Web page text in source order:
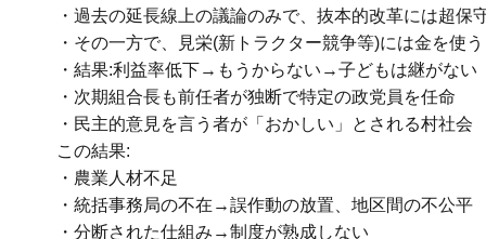
・過去の延長線上の議論のみで、抜本的改革には超保
・その一方で、見栄(新トラクター競争等)には金を使う
・結果:利益率低下→もうからない→子どもは継がない
・次期組合長も前任者が独断で特定の政党員を任命
・民主的意見を言う者が「おかしい」とされる村社会
この結果:
・農業人材不足
・統括事務局の不在→誤作動の放置、地区間の不公平
・分断された仕組み→制度が熟成しない